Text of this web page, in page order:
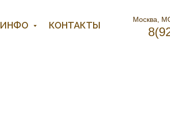
ИНФО КОНТАКТЫ
Москва,